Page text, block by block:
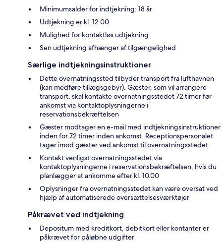
Minimumsalder for indtjekning: 18 år
Udtjekning er kl. 12.00
Mulighed for kontaktløs udtjekning
Sen udtjekning afhænger af tilgængelighed
Særlige indtjekningsinstruktioner
Dette overnatningssted tilbyder transport fra lufthavnen
(kan medføre tillægsgebyr). Gæster, som vil arrangere
transport, skal kontakte overnatningsstedet 72 timer før
ankomst via kontaktoplysningerne i
reservationsbekræftelsen
Gæster modtager en e-mail med indtjekningsinstruktioner
inden for 72 timer inden ankomst. Receptionspersonalet
tager imod gæster ved ankomst til overnatningsstedet
Kontakt venligst overnatningsstedet via
kontaktoplysningerne i reservationsbekræftelsen, hvis du
planlægger at ankomme efter kl. 10.00
Oplysninger fra overnatningsstedet kan være oversat ved
hjælp af automatiserede oversættelsesværktøjer
Påkrævet ved indtjekning
Depositum med kreditkort, debitkort eller kontanter er
påkrævet for påløbne udgifter